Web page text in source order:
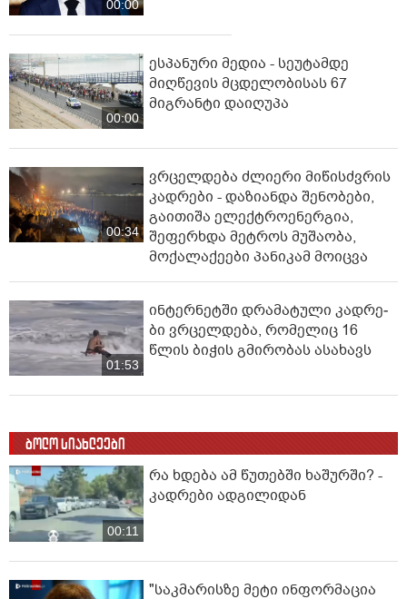
00:22
ტრაგედია საბერძნეთში - ხანძრის
ვერტმფრენი შეეჯახა
00:00
სომხეთის
გადადგა
00:00
ესპანური მედია - სეუტამდე
მიღწევის მცდელობისას 67
კადრები - დაზიანდა შენობები,
შეფერხდა მეტროს მუშაობა,
მოქალაქეები პანიკამ მოიცვა
01:53
ინ­ტერ­ნეტ­ში დრა­მა­ტუ­ლი კად­რე­